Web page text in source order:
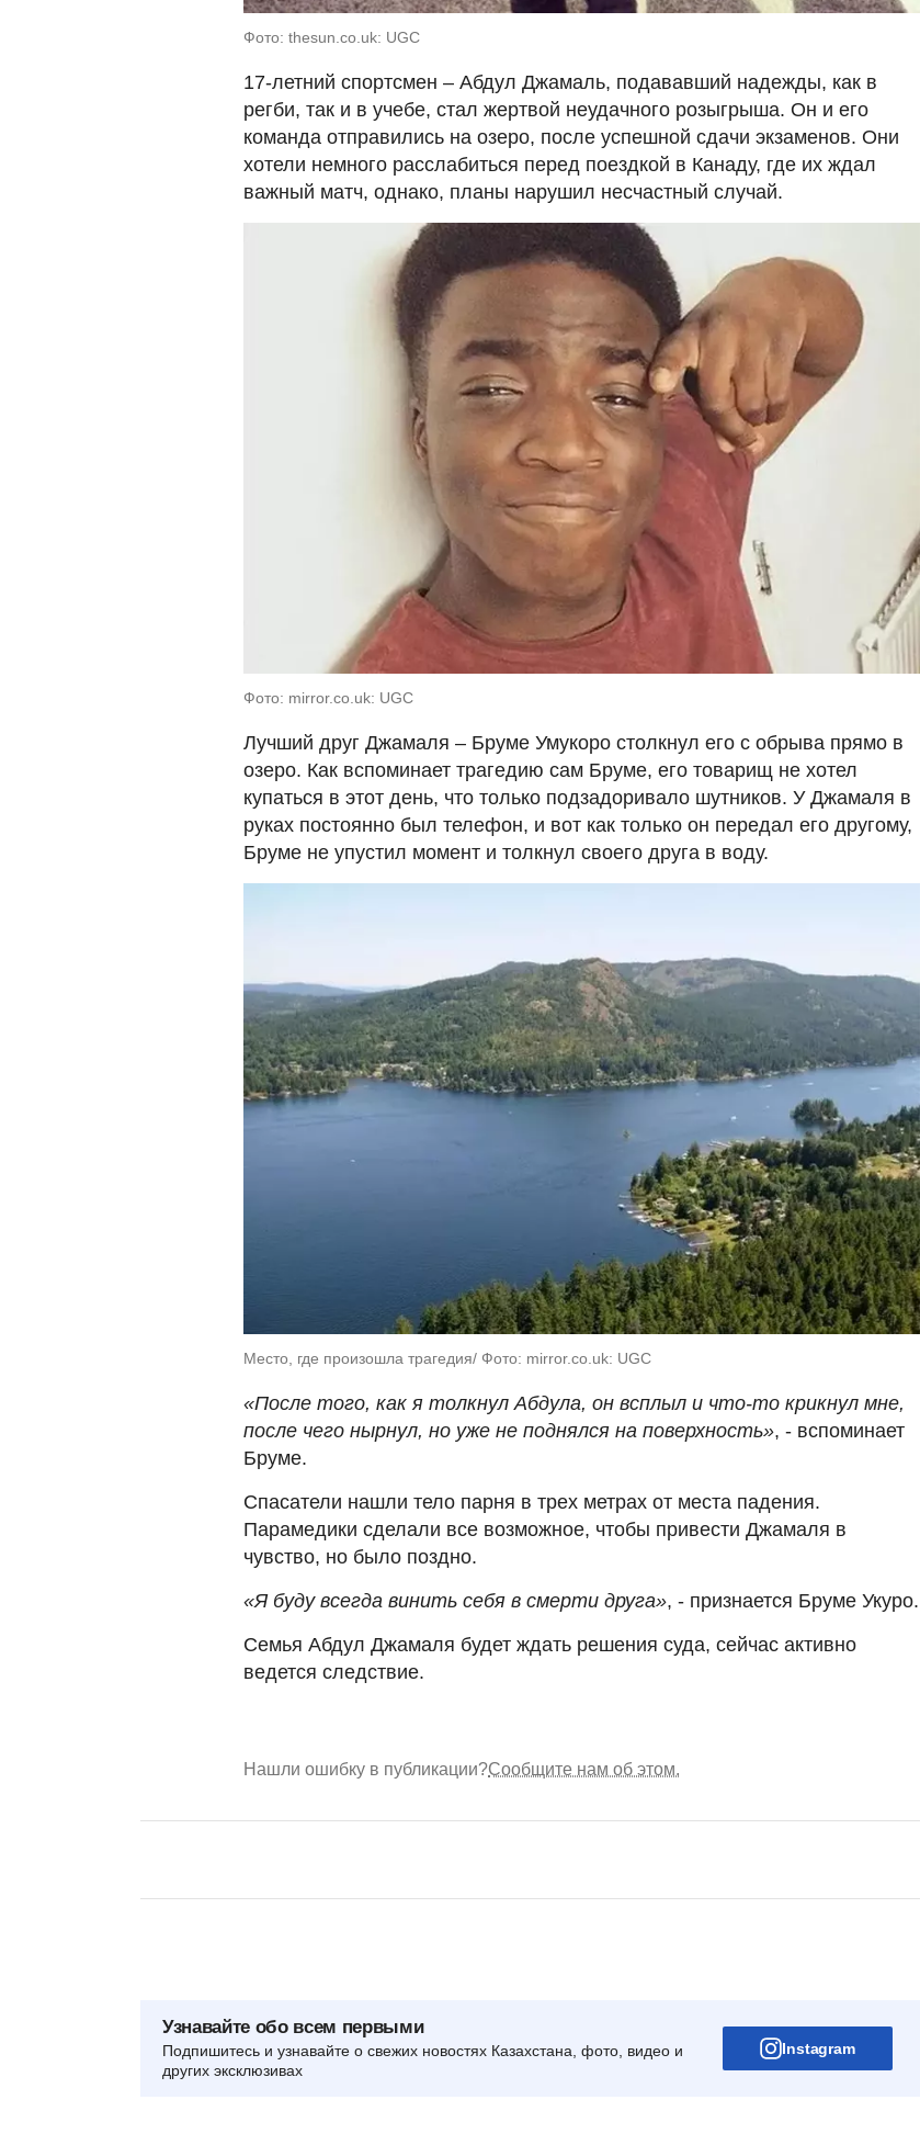
Фото: thesun.co.uk: UGC
17-летний спортсмен – Абдул Джамаль, подававший надежды, как в
регби, так и в учебе, стал жертвой неудачного розыгрыша. Он и его
команда отправились на озеро, после успешной сдачи экзаменов. Они
хотели немного расслабиться перед поездкой в Канаду, где их ждал
важный матч, однако, планы нарушил несчастный случай.
Фото: mirror.co.uk: UGC
Лучший друг Джамаля – Бруме Умукоро столкнул его с обрыва прямо в
озеро. Как вспоминает трагедию сам Бруме, его товарищ не хотел
купаться в этот день, что только подзадоривало шутников. У Джамаля в
руках постоянно был телефон, и вот как только он передал его другому,
Бруме не упустил момент и толкнул своего друга в воду.
Место, где произошла трагедия/ Фото: mirror.co.uk: UGC
«После того, как я толкнул Абдула, он всплыл и что-то крикнул мне,
после чего нырнул, но уже не поднялся на поверхность», - вспоминает
Бруме.
Спасатели нашли тело парня в трех метрах от места падения.
Парамедики сделали все возможное, чтобы привести Джамаля в
чувство, но было поздно.
«Я буду всегда винить себя в смерти друга», - признается Бруме Укуро.
Семья Абдул Джамаля будет ждать решения суда, сейчас активно
ведется следствие.
Нашли ошибку в публикации?Сообщите нам об этом.
Узнавайте обо всем первыми
Подпишитесь и узнавайте о свежих новостях Казахстана, фото, видео и
других эксклюзивах
Instagram